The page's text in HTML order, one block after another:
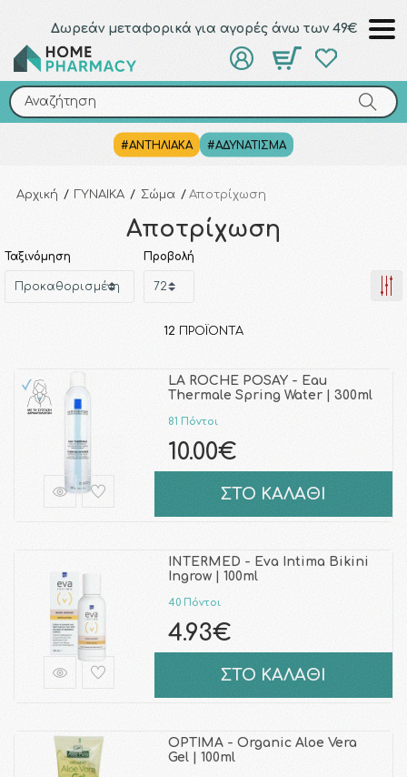
Δωρεάν μεταφορικά για αγορές άνω των 49€
Αναζήτηση
#ΑΝΤΗΛΙΑΚΑ #ΑΔΥΝΑΤΙΣΜΑ
Αναζήτηση
Αρχική / ΓΥΝΑΙΚΑ / Σώμα / Αποτρίχωση
Αποτρίχωση
Ταξινόμηση Προβολή
12 ΠΡΟΪΌΝΤΑ
LA ROCHE POSAY - Eau
Thermale Spring Water | 300ml
81 Πόντοι
10.00€
ΣΤΟ ΚΑΛΑΘΙ
INTERMED - Eva Intima Bikini
Ingrow | 100ml
40 Πόντοι
4.93€
ΣΤΟ ΚΑΛΑΘΙ
OPTIMA - Organic Aloe Vera
Gel | 100ml